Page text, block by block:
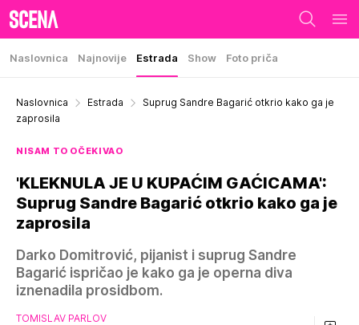
Naslovnica Najnovije Estrada Show Foto priča
Naslovnica Estrada
Suprug Sandre Bagarić otkrio kako ga je
zaprosila
NISAM TO OČEKIVAO
'KLEKNULA JE U KUPAĆIM GAĆICAMA':
Suprug Sandre Bagarić otkrio kako ga je
zaprosila
Darko Domitrović, pijanist i suprug Sandre
Bagarić ispričao je kako ga je operna diva
iznenadila prosidbom.
TOMISLAV PARLOV